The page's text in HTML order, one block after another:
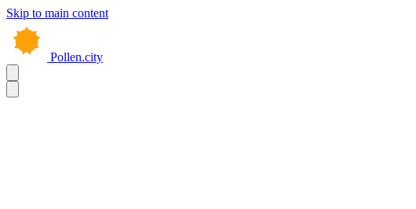
Skip to main content
Pollen.city